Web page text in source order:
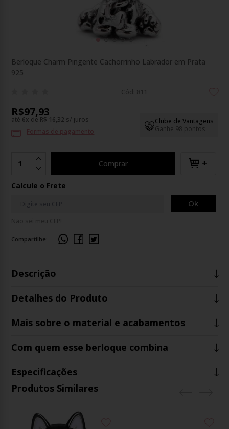
Berloque Charm Pingente Cachorrinho Labrador em Prata
925
Cód: 811
Clube de Vantagens
Ganhe 98 pontos
R$97,93
até 6x de R$ 16,32 s/ juros
Formas de pagamento
Comprar +
Calcule o Frete
Ok
Compartilhe:
Descrição
Detalhes do Produto
Mais sobre o material e acabamentos
Com quem esse berloque combina
Especificações
Produtos Similares